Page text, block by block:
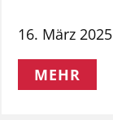
16. März 2025
MEHR